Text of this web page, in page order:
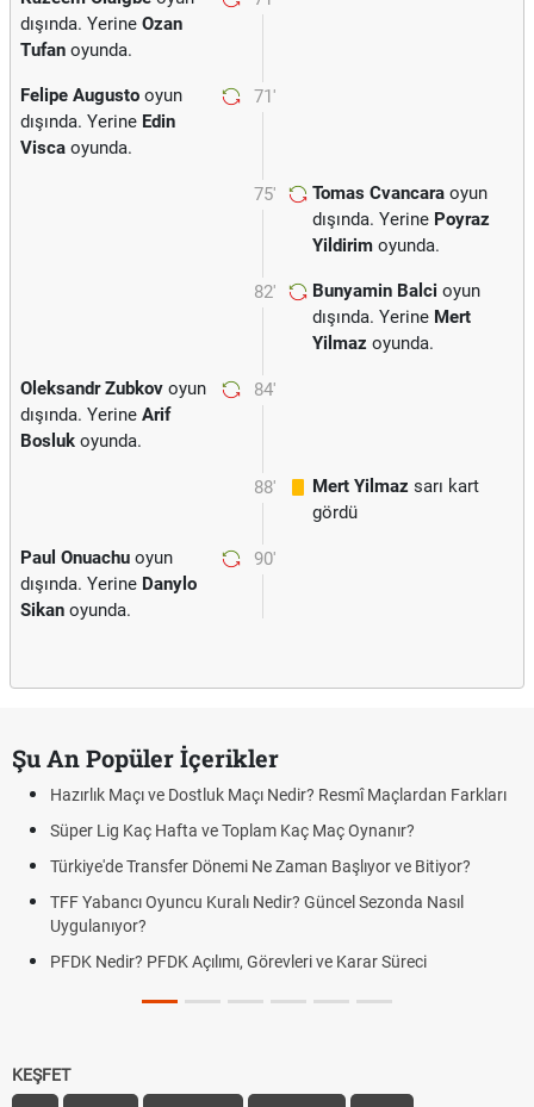
dışında. Yerine Ozan
Tufan oyunda.
71'
Felipe Augusto oyun
dışında. Yerine Edin
Visca oyunda.
75' Tomas Cvancara oyun
dışında. Yerine Poyraz
Yildirim oyunda.
82' Bunyamin Balci oyun
dışında. Yerine Mert
Yilmaz oyunda.
84'
Oleksandr Zubkov oyun
dışında. Yerine Arif
Bosluk oyunda.
88' Mert Yilmaz sarı kart
gördü
90'
Paul Onuachu oyun
dışında. Yerine Danylo
Sikan oyunda.
Şu An Popüler İçerikler
Hazırlık Maçı ve Dostluk Maçı Nedir? Resmî Maçlardan Farkları
Süper Lig Kaç Hafta ve Toplam Kaç Maç Oynanır?
Türkiye'de Transfer Dönemi Ne Zaman Başlıyor ve Bitiyor?
TFF Yabancı Oyuncu Kuralı Nedir? Güncel Sezonda Nasıl
Uygulanıyor?
PFDK Nedir? PFDK Açılımı, Görevleri ve Karar Süreci
KEŞFET